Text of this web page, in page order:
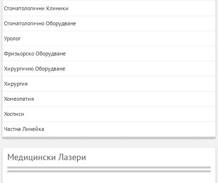
Стоматологични Клиники
Стоматологично Оборудване
Уролог
Фризьорско Оборудване
Хирургично Оборудване
Хирургия
Хомеопатия
Хосписи
Частна Линейка
Медицински Лазери